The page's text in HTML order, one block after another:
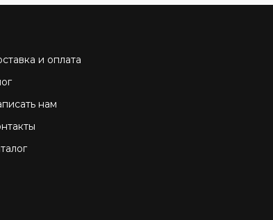
и оплата
нам